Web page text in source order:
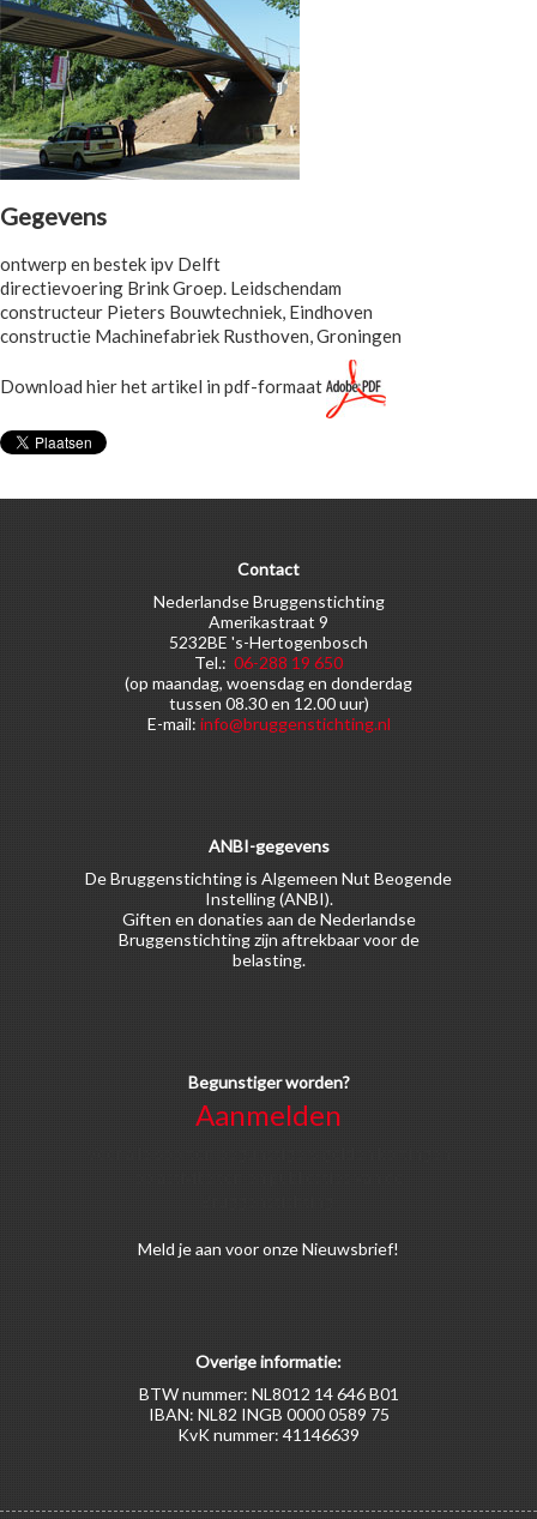
Gegevens
ontwerp en bestek ipv Delft
directievoering Brink Groep. Leidschendam
constructeur Pieters Bouwtechniek, Eindhoven
constructie Machinefabriek Rusthoven, Groningen
Download hier het artikel in pdf-formaat
Contact
Nederlandse Bruggenstichting
Amerikastraat 9
5232BE 's-Hertogenbosch
Tel.: 06-288 19 650
(op maandag, woensdag en donderdag
tussen 08.30 en 12.00 uur)
E-mail: info@bruggenstichting.nl
ANBI-gegevens
De Bruggenstichting is Algemeen Nut Beogende
Instelling (ANBI).
Giften en donaties aan de Nederlandse
Bruggenstichting zijn aftrekbaar voor de
belasting.
Begunstiger worden?
Aanmelden
Meld je aan voor onze Nieuwsbrief!
Overige informatie:
BTW nummer: NL8012 14 646 B01
IBAN: NL82 INGB 0000 0589 75
KvK nummer: 41146639